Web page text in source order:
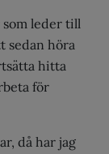
som leder till
sedan höra
hitta
för
då har jag